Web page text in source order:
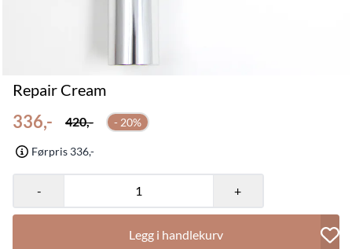
Repair Cream
336,- 420,- - 20%
Førpris 336,-
- +
Legg i handlekurv